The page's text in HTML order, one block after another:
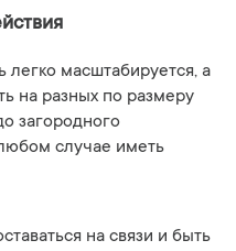
масштабируется, а
на разных по размеру
загородного
случае иметь
на связи и быть